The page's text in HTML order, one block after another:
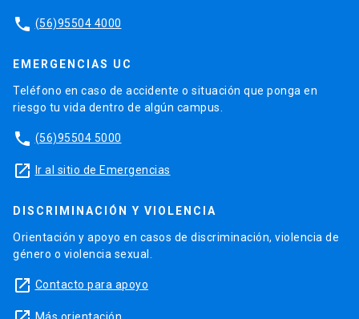
phone (56)95504 4000
EMERGENCIAS UC
Teléfono en caso de accidente o situación que ponga en
riesgo tu vida dentro de algún campus.
phone (56)95504 5000
launch Ir al sitio de Emergencias
DISCRIMINACIÓN Y VIOLENCIA
Orientación y apoyo en casos de discriminación, violencia de
género o violencia sexual.
launch Contacto para apoyo
Más orientación